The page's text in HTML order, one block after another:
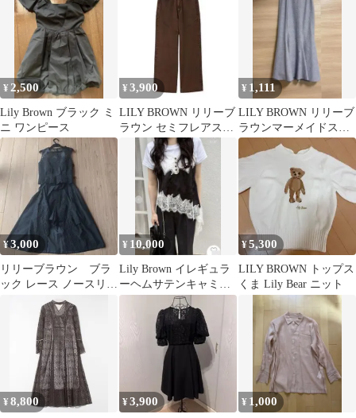
¥ 2,500
Lily Brown ブラック ミ
ニ ワンピース
¥ 3,900
LILY BROWN リリーブ
ラウン セミフレアスト
レートデニム デニム
¥ 1,111
LILY BROWN リリーブ
ラウンマーメイドスカ
ート◎交渉可
¥3,000
リリーブラウン ブラ
ック レース ノースリー
ブ セットアップ
¥ 10,000
Lily Brown イレギュラ
ーヘムサテンキャミト
ップス
¥5,300
LILY BROWN トップス
くま Lily Bear ニット
¥8,800 ¥3,900 ¥ 1,000